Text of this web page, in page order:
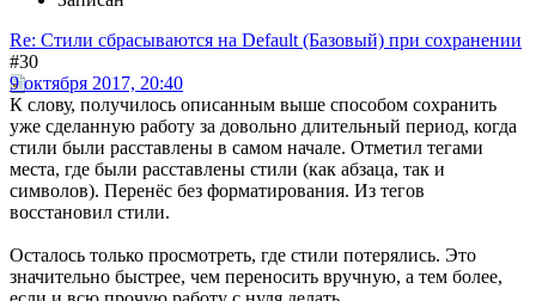
Re: Стили сбрасываются на Default (Базовый) при сохранении
#30
9 октября 2017, 20:40
К слову, получилось описанным выше способом сохранить
уже сделанную работу за довольно длительный период, когда
стили были расставлены в самом начале. Отметил тегами
места, где были расставлены стили (как абзаца, так и
символов). Перенёс без форматирования. Из тегов
восстановил стили.
Осталось только просмотреть, где стили потерялись. Это
значительно быстрее, чем переносить вручную, а тем более,